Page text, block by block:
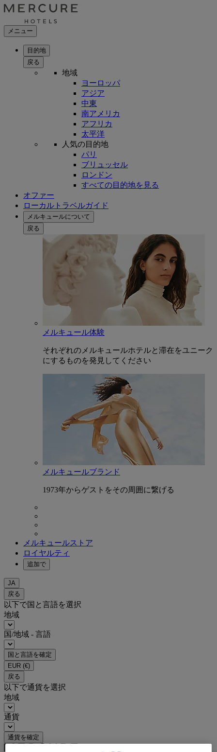
メニュー
目的地
戻る
地域
ヨーロッパ
アジア
中東
南アメリカ
アフリカ
太平洋
人気の目的地
パリ
ブリュッセル
ロンドン
すべての目的地を見る
オファー
ローカルトラベルガイド
メルキュールについて
戻る
メルキュール体験
それぞれのメルキュールホテルと滞在をユニーク
にするものを発見してください
メルキュールブランド
1973年からゲストをその周囲に繋げる
メルキュールストア
ロイヤルティ
追加で
JA
戻る
以下で国と言語を選択
地域
国/地域 - 言語
国と言語を確定
EUR (€)
戻る
以下で通貨を選択
地域
通貨
通貨を確定